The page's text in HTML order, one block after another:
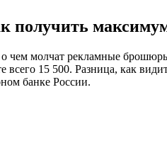
получить
чем молчат рекламные
15 500. Разница, как
банке России.